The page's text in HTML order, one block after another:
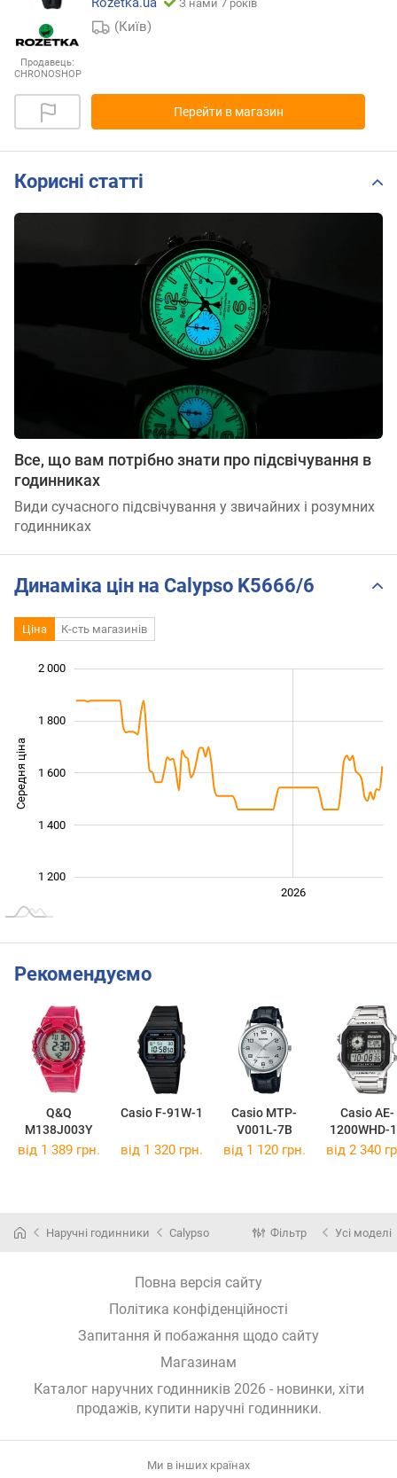
Продавець:
CHRONOSHOP
З нами 7 років
(Київ)
Перейти в магазин
Корисні статті
Все, що вам потрібно знати про підсвічування в
годинниках
Види сучасного підсвічування у звичайних і розумних
годинниках
Динаміка цін на Calypso K5666/6
Ціна К-сть магазинів
Середня ціна 1 200
1 200
1 400
1 600
1 800
2 000
2026
Рекомендуємо
Q&Q
M138J003Y
Casio F-91W-1
Casio MTP-
V001L-7B
Casio AE-
1200WHD-
від 1 389 грн. від 1 320 грн. від 1 120 грн. від 2 340
Наручні годинники Calypso Фільтр Усі моделі
Повна версія сайту
Політика конфіденційності
Запитання й побажання щодо сайту
Магазинам
Каталог наручних годинників 2026 - новинки, хіти
продажів, купити наручні годинники.
Ми в інших країнах